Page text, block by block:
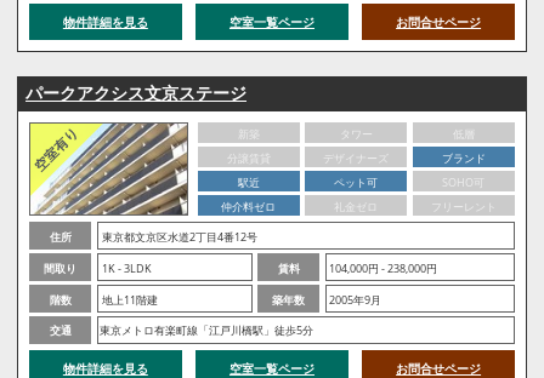
物件詳細を見る 空室一覧ページ お問合せページ
パークアクシス文京ステージ
新築 タワー
低層
分譲賃貸
デザイナーズ
ブランド
駅近
ペット可
SOHO可
仲介料ゼロ
礼金ゼロ
フリーレント
住所
東京都文京区水道2丁目4番12号
間取り
1K - 3LDK 賃料
104,000円 - 238,000円
階数
地上11階建 築年数
2005年9月
交通
東京メトロ有楽町線「江戸川橋駅」徒歩5分
物件詳細を見る 空室一覧ページ お問合せページ